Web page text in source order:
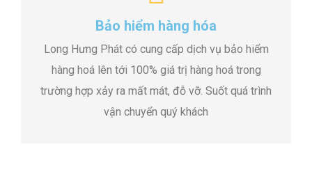
Bảo hiểm hàng hóa
Long Hưng Phát có cung cấp dịch vụ bảo hiểm
hàng hoá lên tới 100% giá trị hàng hoá trong
trường hợp xảy ra mất mát, đỗ vỡ. Suốt quá trình
vận chuyển quý khách